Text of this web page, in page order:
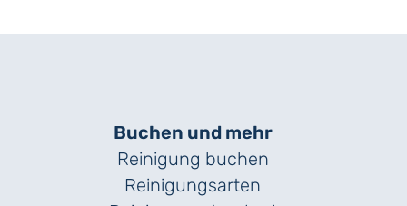
Buchen und mehr
Reinigung buchen
Reinigungsarten